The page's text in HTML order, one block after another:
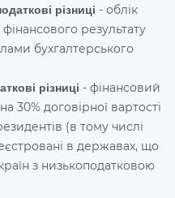
різниці - облік
результату
бухгалтерського
різниці - фінансовий
30% договірної вартості
(в тому числі
в державах, що
з низькоподатковою